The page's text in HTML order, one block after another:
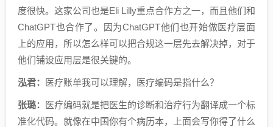
度很快。这家公司也是Eli Lilly重点合作方之一，而且他们和
ChatGPT也合作了。因为ChatGPT他们也开始做医疗层面
上的应用，所以怎么样可以把合规这一层先去解决掉，对于
他们铺设应用层是很关键的。
泓君： 医疗账单我可以理解，医疗编码是指什么？
张璐：
医疗编码就是把医生的诊断和治疗行为翻译成一个标
准化代码。就像在中国你有个病历本，上面会写你得了什么